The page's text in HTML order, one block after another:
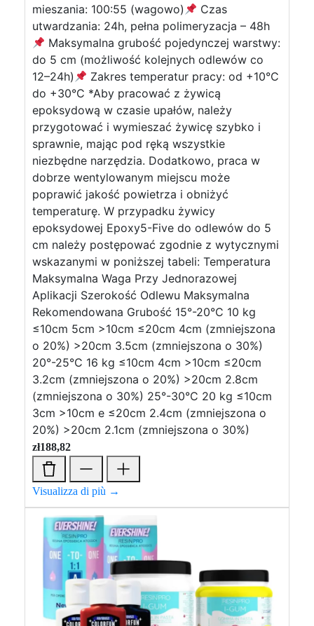
mieszania: 100:55 (wagowo)
Czas
utwardzania: 24h, pełna polimeryzacja – 48h
Maksymalna grubość pojedynczej warstwy:
do 5 cm (możliwość kolejnych odlewów co
12–24h)
Zakres temperatur pracy: od +10°C
do +30°C *Aby pracować z żywicą
epoksydową w czasie upałów, należy
przygotować i wymieszać żywicę szybko i
sprawnie, mając pod ręką wszystkie
niezbędne narzędzia. Dodatkowo, praca w
dobrze wentylowanym miejscu może
poprawić jakość powietrza i obniżyć
temperaturę. W przypadku żywicy
epoksydowej Epoxy5-Five do odlewów do 5
cm należy postępować zgodnie z wytycznymi
wskazanymi w poniższej tabeli: Temperatura
Maksymalna Waga Przy Jednorazowej
Aplikacji Szerokość Odlewu Maksymalna
Rekomendowana Grubość 15°-20°C 10 kg
≤10cm 5cm >10cm ≤20cm 4cm (zmniejszona
o 20%) >20cm 3.5cm (zmniejszona o 30%)
20°-25°C 16 kg ≤10cm 4cm >10cm ≤20cm
3.2cm (zmniejszona o 20%) >20cm 2.8cm
(zmniejszona o 30%) 25°-30°C 20 kg ≤10cm
3cm >10cm e ≤20cm 2.4cm (zmniejszona o
20%) >20cm 2.1cm (zmniejszona o 30%)
zł188,82
Visualizza di più →